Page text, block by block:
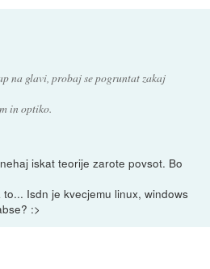
na glavi, probaj se pogruntat zakaj
in optiko.
iskat teorije zarote povsot. Bo
Isdn je kvecjemu linux, windows
:>